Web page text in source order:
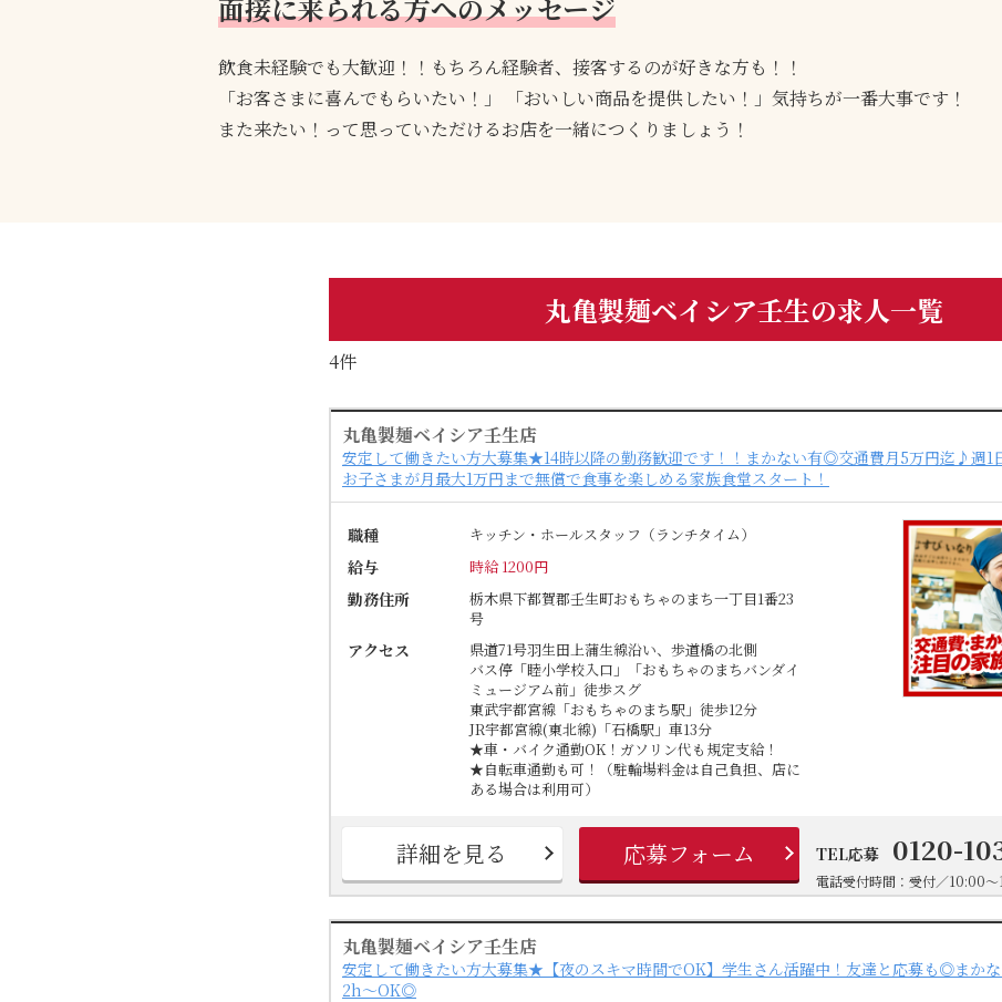
面接に来られる方へのメッセージ
飲食未経験でも大歓迎！！もちろん経験者、接客するのが好きな方も！！
「お客さまに喜んでもらいたい！」 「おいしい商品を提供したい！」気持ちが一番大事です！
また来たい！って思っていただけるお店を一緒につくりましょう！
丸亀製麺ベイシア壬生の求人一覧
4件
丸亀製麺ベイシア壬生店
安定して働きたい方大募集★14時以降の勤務歓迎です！！まかない有◎交通費月5万円迄♪週
お子さまが月最大1万円まで無償で食事を楽しめる家族食堂スタート！
職種 キッチン・ホールスタッフ（ランチタイム）
給与 時給 1200円
勤務住所
栃木県下都賀郡壬生町おもちゃのまち一丁目1番23
号
アクセス
県道71号羽生田上蒲生線沿い、歩道橋の北側
バス停「睦小学校入口」「おもちゃのまちバンダイ
ミュージアム前」徒歩スグ
東武宇都宮線「おもちゃのまち駅」徒歩12分
JR宇都宮線(東北線)「石橋駅」車13分
★車・バイク通勤OK！ガソリン代も規定支給！
★自転車通勤も可！（駐輪場料金は自己負担、店に
ある場合は利用可）
詳細を見る 応募フォーム TEL応募 0120-
電話受付時間：受付／10:00
丸亀製麺ベイシア壬生店
安定して働きたい方大募集★【夜のスキマ時間でOK】学生さん活躍中！友達と応募も◎まかな
2h～OK◎